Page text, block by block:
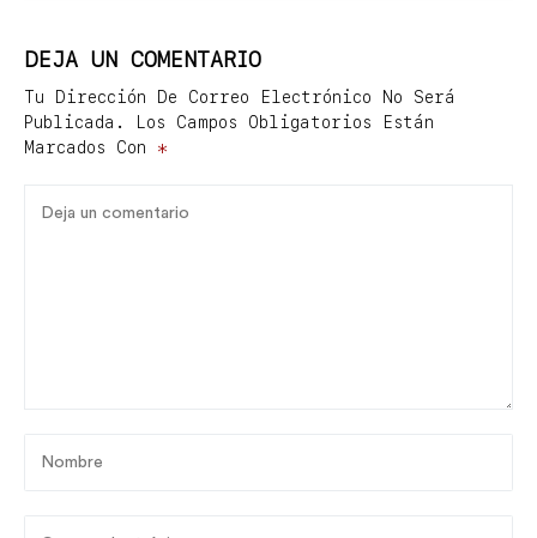
DEJA UN COMENTARIO
Tu Dirección De Correo Electrónico No Será
Publicada.
Los Campos Obligatorios Están
Marcados Con *